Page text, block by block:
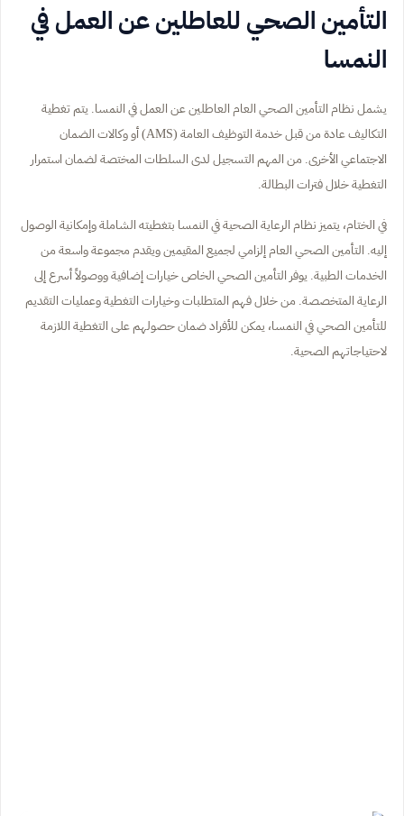
التأمين الصحي للعاطلين عن العمل في
النمسا
يشمل نظام التأمين الصحي العام العاطلين عن العمل في النمسا. يتم تغطية
التكاليف عادة من قبل خدمة التوظيف العامة (AMS) أو وكالات الضمان
الاجتماعي الأخرى. من المهم التسجيل لدى السلطات المختصة لضمان استمرار
التغطية خلال فترات البطالة.
في الختام، يتميز نظام الرعاية الصحية في النمسا بتغطيته الشاملة وإمكانية الوصول
إليه. التأمين الصحي العام إلزامي لجميع المقيمين ويقدم مجموعة واسعة من
الخدمات الطبية. يوفر التأمين الصحي الخاص خيارات إضافية ووصولاً أسرع إلى
الرعاية المتخصصة. من خلال فهم المتطلبات وخيارات التغطية وعمليات التقديم
للتأمين الصحي في النمسا، يمكن للأفراد ضمان حصولهم على التغطية اللازمة
لاحتياجاتهم الصحية.